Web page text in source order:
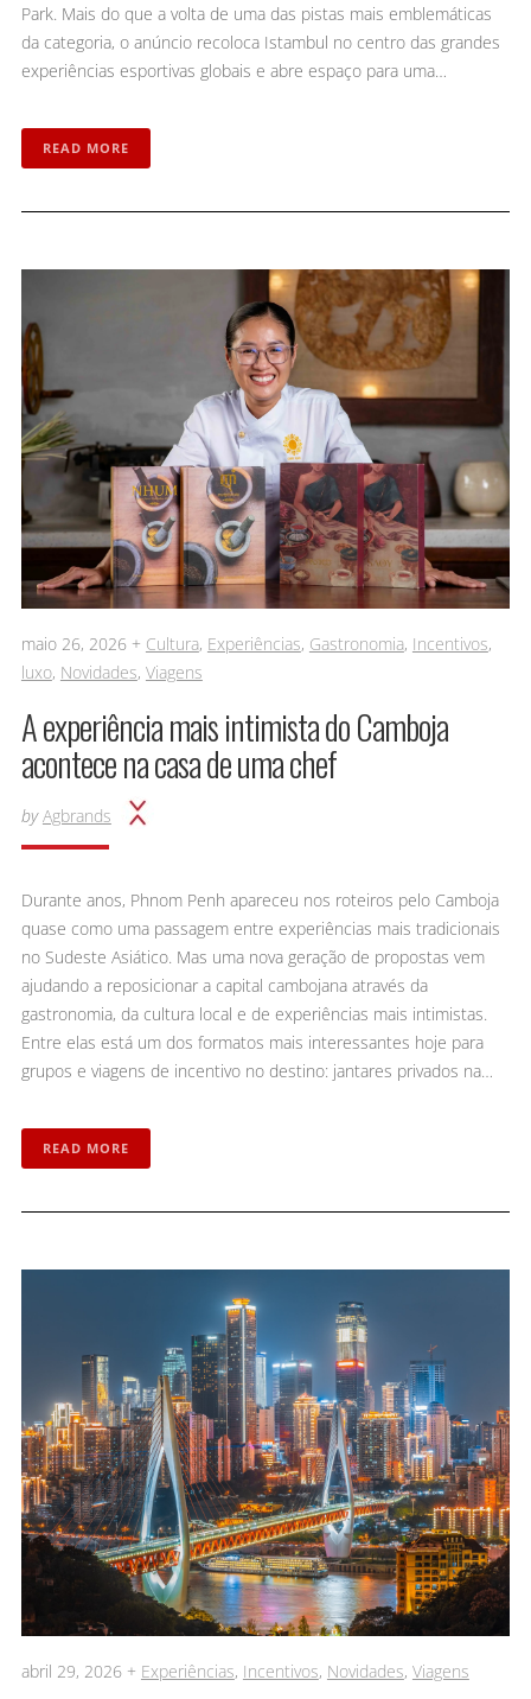
Park. Mais do que a volta de uma das pistas mais emblemáticas
da categoria, o anúncio recoloca Istambul no centro das grandes
experiências esportivas globais e abre espaço para uma…
READ MORE
maio 26, 2026 + Cultura, Experiências, Gastronomia, Incentivos,
luxo, Novidades, Viagens
A experiência mais intimista do Camboja
acontece na casa de uma chef
by Agbrands
Durante anos, Phnom Penh apareceu nos roteiros pelo Camboja
quase como uma passagem entre experiências mais tradicionais
no Sudeste Asiático. Mas uma nova geração de propostas vem
ajudando a reposicionar a capital cambojana através da
gastronomia, da cultura local e de experiências mais intimistas.
Entre elas está um dos formatos mais interessantes hoje para
grupos e viagens de incentivo no destino: jantares privados na…
READ MORE
abril 29, 2026 + Experiências, Incentivos, Novidades, Viagens